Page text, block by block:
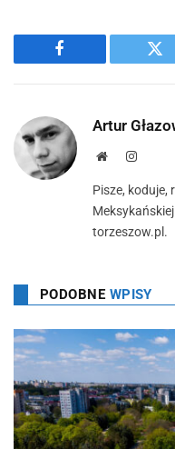
Facebook
Artur
Strona
Pisze, koduje,
torzeszow.pl.
PODOBNE WPISY